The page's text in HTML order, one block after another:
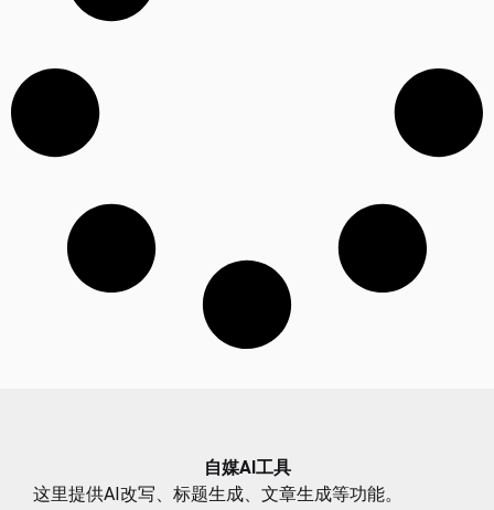
自媒AI工具
这里提供AI改写、标题生成、文章生成等功能。